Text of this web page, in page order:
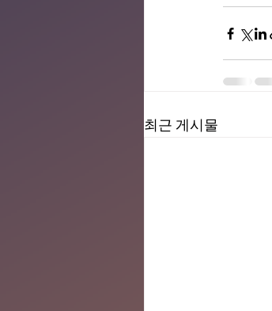
최근 게시물